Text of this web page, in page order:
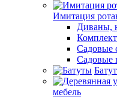
Имитация
Диваны,
Садовые
Садовые
мебель